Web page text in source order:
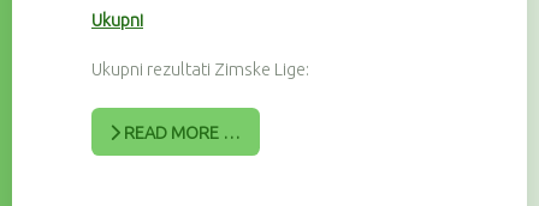
Ukupni
Ukupni rezultati Zimske Lige:
READ MORE …